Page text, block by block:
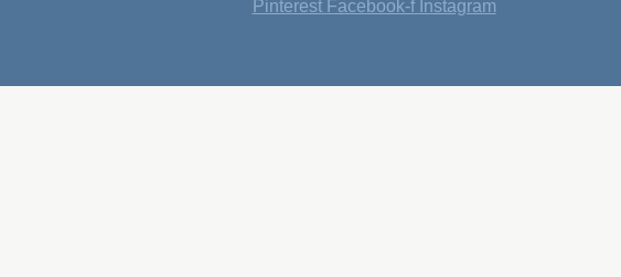
Pinterest Facebook-f Instagram